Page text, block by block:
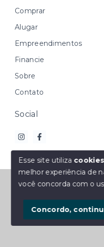
Olá!
Comprar
Alugar
Empreendimentos
Financie
Sobre
Contato
Social
© Copyright 2026 - M2
SITE PARA IMOBILIARIA
Esse site utiliza cookies
melhor experiência de
você concorda com o
Concordo,